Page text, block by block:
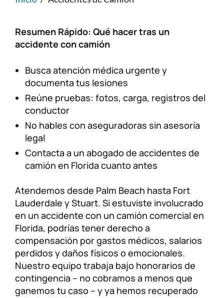
Compensación a trabajadores
Veterans Benefits
Admiralty & Maritime Law
Class Actions
Mass Torts
Carreras
Resumen Rápido: Qué hacer tras un
accidente con camión
Busca atención médica urgente y
documenta tus lesiones
Reúne pruebas: fotos, carga, registros del
conductor
No hables con aseguradoras sin asesoría
legal
Contacta a un abogado de accidentes de
camión en Florida cuanto antes
Atendemos desde Palm Beach hasta Fort
Lauderdale y Stuart. Si estuviste involucrado
en un accidente con un camión comercial en
Florida, podrías tener derecho a
compensación por gastos médicos, salarios
perdidos y daños físicos o emocionales.
Nuestro equipo trabaja bajo honorarios de
contingencia – no cobramos a menos que
ganemos tu caso – y ya hemos recuperado